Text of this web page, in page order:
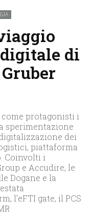
di
protagonisti i
sperimentazione
dei
piattaforma
Coinvolti i
e Accudire, le
Dogane e la
l’eFTI gate, il PCS